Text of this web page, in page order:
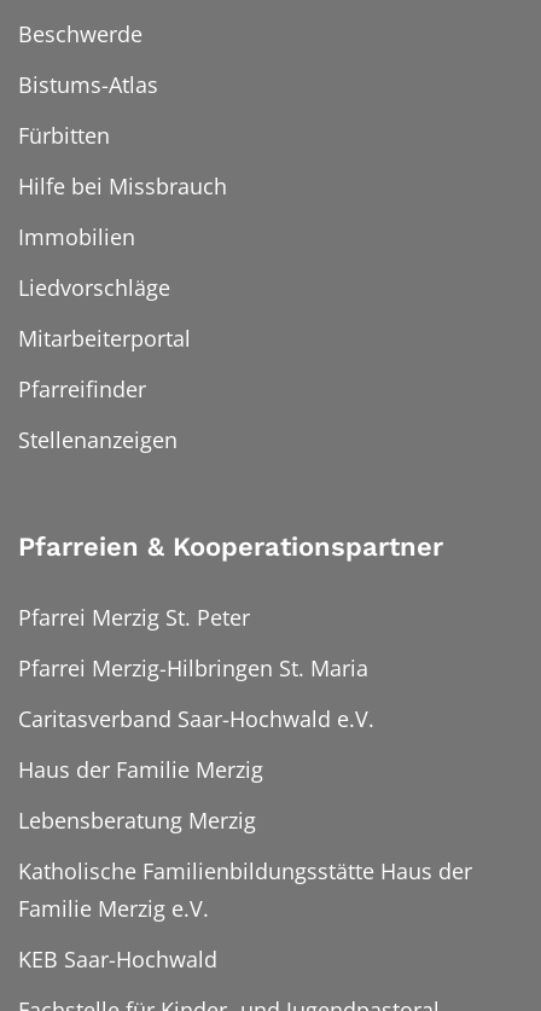
Beschwerde
Bistums-Atlas
Fürbitten
Hilfe bei Missbrauch
Immobilien
Liedvorschläge
Mitarbeiterportal
Pfarreifinder
Stellenanzeigen
Pfarreien & Kooperationspartner
Pfarrei Merzig St. Peter
Pfarrei Merzig-Hilbringen St. Maria
Caritasverband Saar-Hochwald e.V.
Haus der Familie Merzig
Lebensberatung Merzig
Katholische Familienbildungsstätte Haus der
Familie Merzig e.V.
KEB Saar-Hochwald